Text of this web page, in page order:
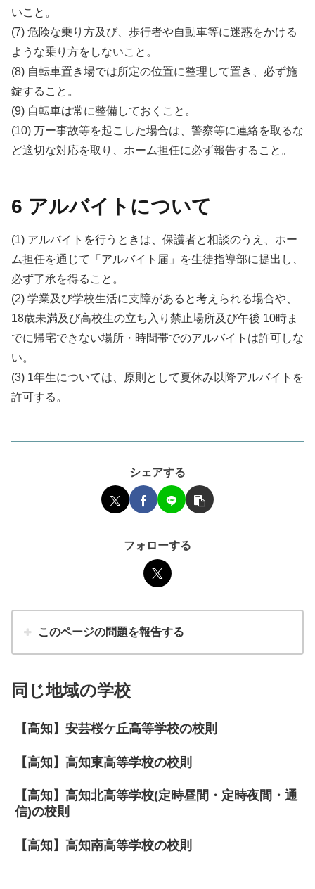
いこと。
(7) 危険な乗り方及び、歩行者や自動車等に迷惑をかける
ような乗り方をしないこと。
(8) 自転車置き場では所定の位置に整理して置き、必ず施
錠すること。
(9) 自転車は常に整備しておくこと。
(10) 万ー事故等を起こした場合は、警察等に連絡を取るな
ど適切な対応を取り、ホーム担任に必ず報告すること。
6 アルバイトについて
(1) アルバイトを行うときは、保護者と相談のうえ、ホー
ム担任を通じて「アルバイト届」を生徒指導部に提出し、
必ず了承を得ること。
(2) 学業及び学校生活に支障があると考えられる場合や、
18歳未満及び高校生の立ち入り禁止場所及び午後 10時ま
でに帰宅できない場所・時間帯でのアルバイトは許可しな
い。
(3) 1年生については、原則として夏休み以降アルバイトを
許可する。
シェアする
フォローする
このページの問題を報告する
同じ地域の学校
【高知】安芸桜ケ丘高等学校の校則
【高知】高知東高等学校の校則
【高知】高知北高等学校(定時昼間・定時夜間・通
信)の校則
【高知】高知南高等学校の校則